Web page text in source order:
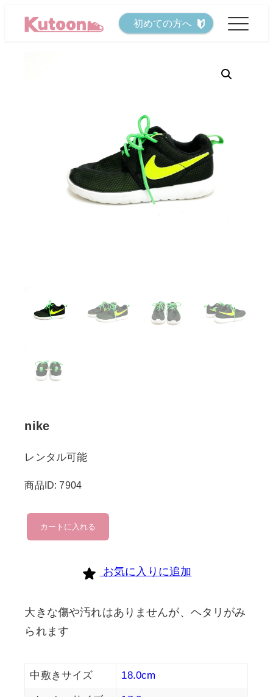
初めての方へ
nike
レンタル可能
商品ID: 7904
nike
個
カートに入れる
お気に入りに追加
大きな傷や汚れはありませんが、ヘタリがみ
られます
中敷きサイズ 18.0cm